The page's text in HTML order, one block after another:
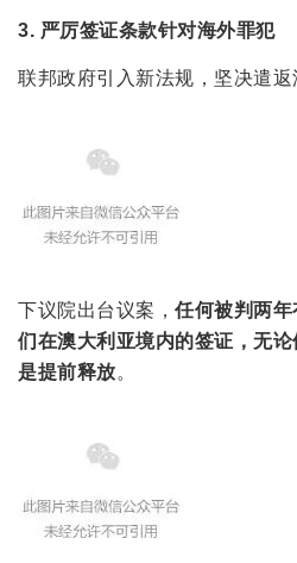
3. 严厉签证条款针对海外罪犯
联邦政府引入新法规，坚决遣返
下议院出台议案，任何被判两
们在澳大利亚境内的签证，无
是提前释放。